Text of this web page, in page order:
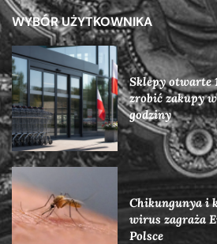
WYBÓR UŻYTKOWNIKA
Sklepy otwarte
zrobić zakupy
godziny
Chikungunya i
wirus zagraża
Polsce